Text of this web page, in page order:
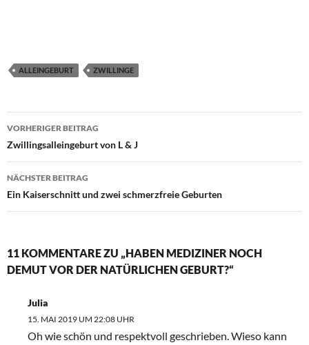
ALLEINGEBURT ZWILLINGE
Beitragsnavigation
VORHERIGER BEITRAG
Zwillingsalleingeburt von L & J
NÄCHSTER BEITRAG
Ein Kaiserschnitt und zwei schmerzfreie Geburten
11 KOMMENTARE ZU „HABEN MEDIZINER NOCH
DEMUT VOR DER NATÜRLICHEN GEBURT?“
Julia
15. MAI 2019 UM 22:08 UHR
Oh wie schön und respektvoll geschrieben. Wieso kann